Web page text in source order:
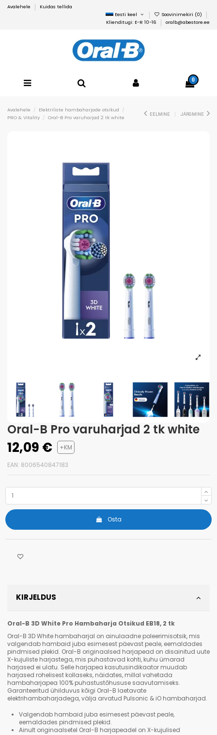
Avalehele
Kuidas tellida
Eesti keel
Soovinimekiri (0)
Klienditugi: E-R 10-16
oralb@abestore.ee
0
Avalehele
Elektriliste hambaharjade otsikud
PRO & Vitality
Oral-B Pro varuharjad 2 tk white
EELMINE JÄRGMINE
Oral-B Pro varuharjad 2 tk white
12,09 € +KM
EAN: 8006540847183
Osta
KIRJELDUS
Oral-B 3D White Pro Hambaharja Otsikud EB18, 2 tk
Oral-B 3D White hambaharjal on ainulaadne poleerimisotsik, mis
valgendab hambaid juba esimesest päevast peale, eemaldades
pindmised plekid. Oral-B originaalsed harjapead on disainitud uute
X-kujuliste harjastega, mis puhastavad kohti, kuhu ümarad
harjased ei ulatu. Selle harjapea kasutusindikaator muudab
harjased rohelisest kollaseks, näidates, millal vahetada
hambaharjapea 100% puhastustõhususe saavutamiseks.
Garanteeritud ühilduvus kõigi Oral-B laetavate
elektrihambaharjadega, välja arvatud Pulsonic & iO hambaharjad.
Valgendab hambaid juba esimesest päevast peale,
eemaldades pindmised plekid.
Ainult originaalsetel Oral-B harjapeadel on X-kujulised